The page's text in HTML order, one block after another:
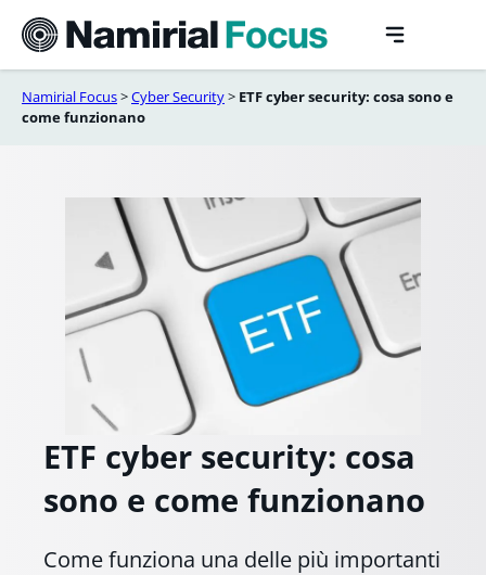
contenuto
Namirial Focus>Cyber Security> ETF cyber security: cosa sono e
come funzionano
ETF cyber security: cosa
sono e come funzionano
Come funziona una delle più importanti